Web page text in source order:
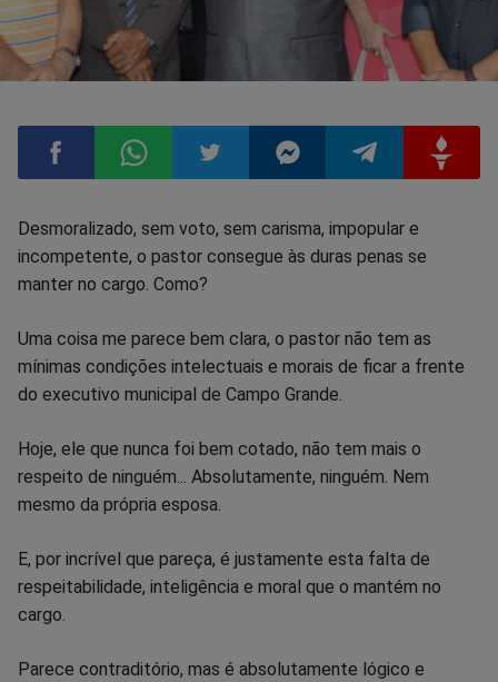
Compartilhar
no
Facebook
Compartilhar
no
Whatsapp
Compartilhar
no
Twitter
Compartilhar
Messenger
Compartilhar
TelegramGettr
Desmoralizado, sem voto, sem carisma, impopular e
incompetente, o pastor consegue às duras penas se
manter no cargo. Como?
Uma coisa me parece bem clara, o pastor não tem as
mínimas condições intelectuais e morais de ficar a frente
do executivo municipal de Campo Grande.
Hoje, ele que nunca foi bem cotado, não tem mais o
respeito de ninguém... Absolutamente, ninguém. Nem
mesmo da própria esposa.
E, por incrível que pareça, é justamente esta falta de
respeitabilidade, inteligência e moral que o mantém no
cargo.
Parece contraditório, mas é absolutamente lógico e